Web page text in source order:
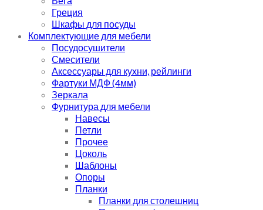
Греция
Шкафы для посуды
Комплектующие для мебели
Посудосушители
Смесители
Аксессуары для кухни, рейлинги
Фартуки МДФ (4мм)
Зеркала
Фурнитура для мебели
Навесы
Петли
Прочее
Цоколь
Шаблоны
Опоры
Планки
Планки для столешниц